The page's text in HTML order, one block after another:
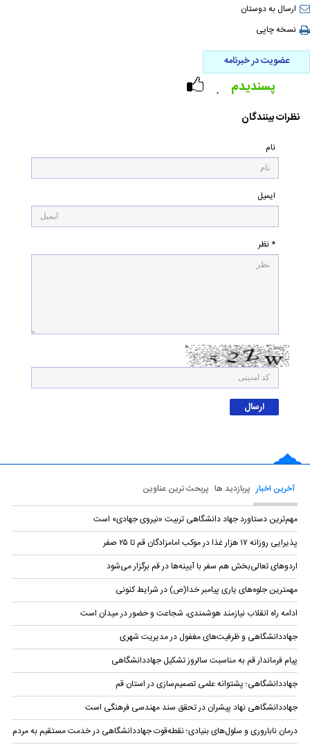
ارسال به دوستان
نسخه چاپی
عضویت در خبرنامه
۰ پسندیدم
نظرات بینندگان
نام
ایمیل
* نظر
آخرین اخبار پربازدید ها پربحث ترین عناوین
مهم‌ترین دستاورد جهاد دانشگاهی تربیت «نیروی جهادی» است
پذیرایی روزانه ۱۷ هزار غذا در موکب امامزادگان قم تا ۲۵ صفر
اردو‌های تعالی‌بخش هم سفر با آیینه‌ها در قم برگزار می‌شود
مهمترین جلوه‌های یاری پیامبر خدا(ص) در شرایط کنونی
ادامه راه انقلاب نیازمند هوشمندی، شجاعت و حضور در میدان است
جهاددانشگاهی و ظرفیت‌های مغفول در مدیریت شهری
پیام فرماندار قم به مناسبت سالروز تشکیل جهاددانشگاهی
جهاددانشگاهی؛ پشتوانه علمی تصمیم‌سازی در استان قم
جهاددانشگاهی نهاد پیشران در تحقق سند مهندسی فرهنگی است
درمان ناباروری و سلول‌های بنیادی؛ نقطه‌قوت جهاددانشگاهی در خدمت مستقیم به مردم